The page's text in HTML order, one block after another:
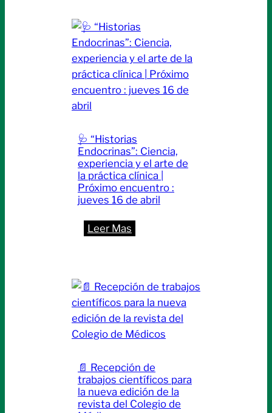
mayo
la
IA,
¿y
ahora
qué
Bilinkis
en
Santa
Fe
🩺 “Historias
Endocrinas”: Ciencia,
experiencia y el arte de
la práctica clínica |
Próximo encuentro :
jueves 16 de abril
Leer Mas
Ciencia,
experiencia
y
el
de
la
práctica
📄 Recepción de
trabajos científicos para
la nueva edición de la
revista del Colegio de